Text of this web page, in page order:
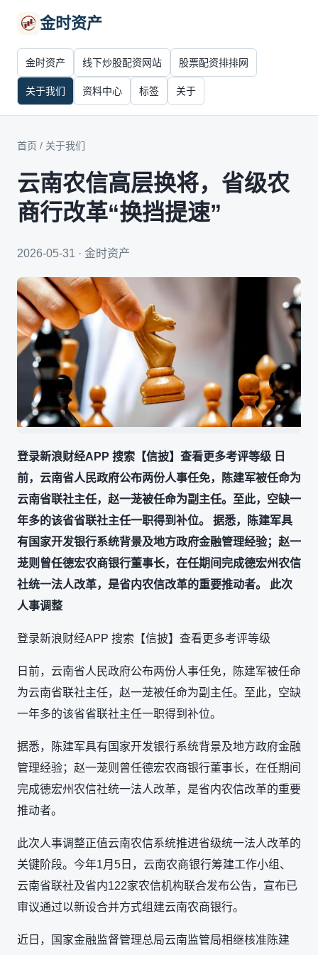
金时资产
金时资产 线下炒股配资网站 股票配资排排网
关于我们 资料中心 标签 关于
首页 / 关于我们
云南农信高层换将，省级农
商行改革“换挡提速”
2026-05-31 · 金时资产
登录新浪财经APP 搜索【信披】查看更多考评等级 日
前，云南省人民政府公布两份人事任免，陈建军被任命为
云南省联社主任，赵一茏被任命为副主任。至此，空缺一
年多的该省省联社主任一职得到补位。 据悉，陈建军具
有国家开发银行系统背景及地方政府金融管理经验；赵一
茏则曾任德宏农商银行董事长，在任期间完成德宏州农信
社统一法人改革，是省内农信改革的重要推动者。 此次
人事调整
登录新浪财经APP 搜索【信披】查看更多考评等级
日前，云南省人民政府公布两份人事任免，陈建军被任命
为云南省联社主任，赵一茏被任命为副主任。至此，空缺
一年多的该省省联社主任一职得到补位。
据悉，陈建军具有国家开发银行系统背景及地方政府金融
管理经验；赵一茏则曾任德宏农商银行董事长，在任期间
完成德宏州农信社统一法人改革，是省内农信改革的重要
推动者。
此次人事调整正值云南农信系统推进省级统一法人改革的
关键阶段。今年1月5日，云南农商银行筹建工作小组、
云南省联社及省内122家农信机构联合发布公告，宣布已
审议通过以新设合并方式组建云南农商银行。
近日，国家金融监督管理总局云南监管局相继核准陈建